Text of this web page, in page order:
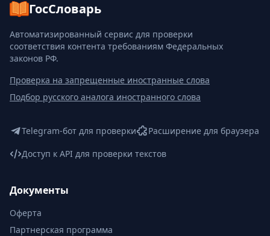
ГосСловарь
Автоматизированный сервис для проверки
соответствия контента требованиям Федеральных
законов РФ.
Проверка на запрещенные иностранные слова
Подбор русского аналога иностранного слова
Telegram-бот для проверки
Расширение для браузера
Доступ к API для проверки текстов
Документы
Оферта
Партнерская программа